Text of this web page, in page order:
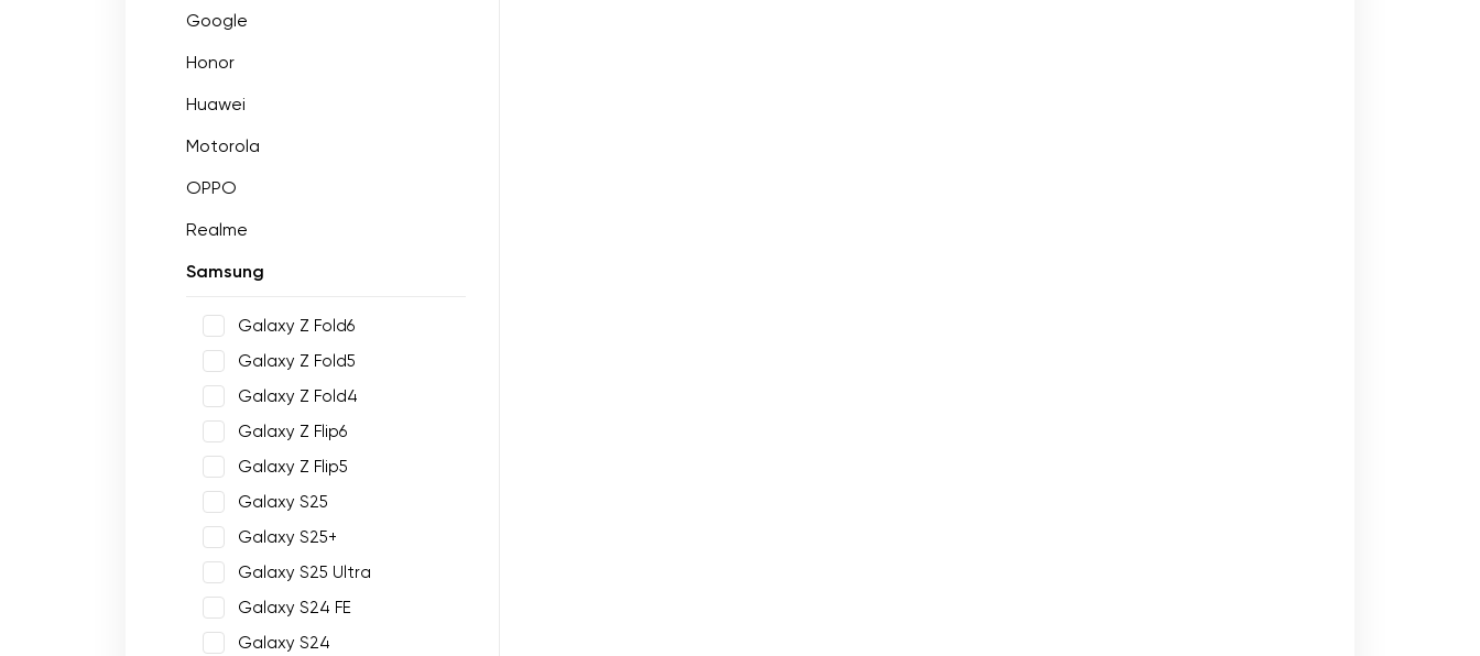
Google
Honor
Huawei
Motorola
OPPO
Realme
Samsung
Galaxy Z Fold6
Galaxy Z Fold5
Galaxy Z Fold4
Galaxy Z Flip6
Galaxy Z Flip5
Galaxy S25
Galaxy S25+
Galaxy S25 Ultra
Galaxy S24 FE
Galaxy S24